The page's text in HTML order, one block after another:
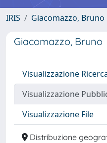
IRIS Giacomazzo, Bruno
Giacomazzo, Bruno
Visualizzazione
Visualizzazione
Visualizzazione File
Distribuzione